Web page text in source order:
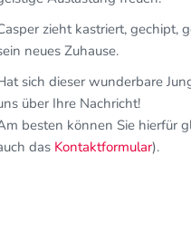
zieht kastriert, gechipt,
neues Zuhause.
sich dieser wunderbare
über Ihre Nachricht!
besten können Sie hierfür
das Kontaktformular).